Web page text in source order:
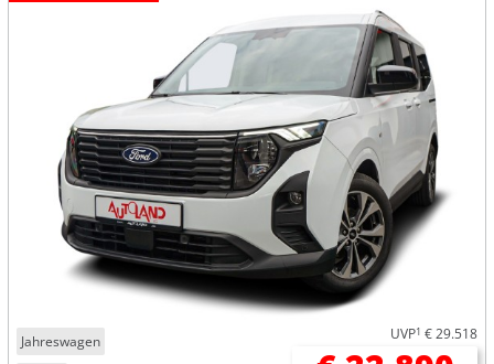
Jahreswagen
UVP1 € 29.518